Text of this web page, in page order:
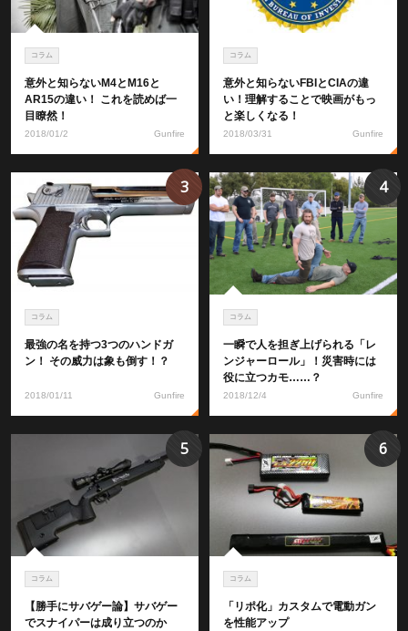
コラム
意外と知らないM4とM16と
AR15の違い！ これを読めば一
目瞭然！
2018/01/2 Gunfire
コラム
意外と知らないFBIとCIAの違
い！理解することで映画がもっ
と楽しくなる！
2018/03/31 Gunfire
コラム
最強の名を持つ3つのハンドガ
ン！ その威力は象も倒す！？
2018/01/11 Gunfire
3
コラム
一瞬で人を担ぎ上げられる「レ
ンジャーロール」！災害時には
役に立つカモ……？
2018/12/4 Gunfire
4
コラム
【勝手にサバゲー論】サバゲー
でスナイパーは成り立つのか
5
コラム
「リポ化」カスタムで電動ガン
を性能アップ
6